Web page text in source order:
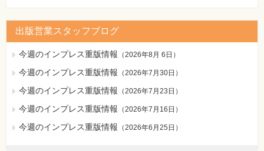
12-6-1 フラグメント
12-6-2 フラグメントのIPヘッダ
第13章 IPのルーティング
13-1 ネットワークの接続
13-2-1 送信元ホストの動作
13-2-2 ルーターの動作
13-2-3 ルーティングテーブル
13-2-4 ネットワークアドレスとサブネットマスク
出版営業スタッフブログ
今週のインプレス重版情報 （2026年8月 6日 ）
今週のインプレス重版情報 （2026年7月30日 ）
今週のインプレス重版情報 （2026年7月23日 ）
今週のインプレス重版情報 （2026年7月16日 ）
今週のインプレス重版情報 （2026年6月25日 ）